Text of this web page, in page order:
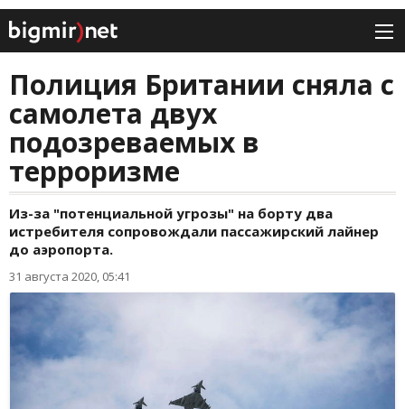
Полиция Британии сняла с
самолета двух
подозреваемых в
терроризме
Из-за "потенциальной угрозы" на борту два
истребителя сопровождали пассажирский лайнер
до аэропорта.
31 августа 2020, 05:41